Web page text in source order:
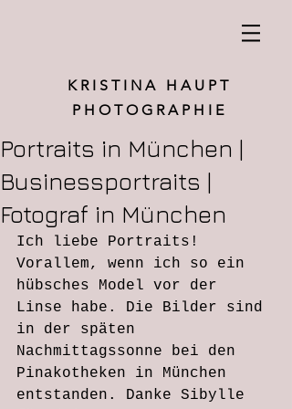
K R I S T I N A H A U P T
P H O T O G R A P H I E
Portraits in München |
Businessportraits |
Fotograf in München
Ich liebe Portraits!
Vorallem, wenn ich so ein
hübsches Model vor der
Linse habe. Die Bilder sind
in der späten
Nachmittagssonne bei den
Pinakotheken in München
entstanden. Danke Sibylle